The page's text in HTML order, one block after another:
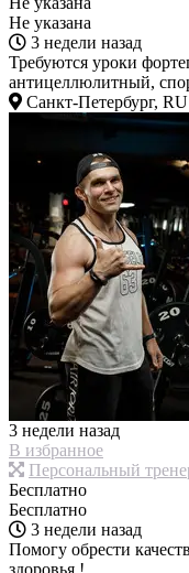
Не указана
3 недели назад
Требуются уроки
антицеллюлитный,
Санкт-Петербург, RU
3 недели назад
В избранное
Персональный
Бесплатно
Бесплатно
3 недели назад
Помогу обрести
здоровья !